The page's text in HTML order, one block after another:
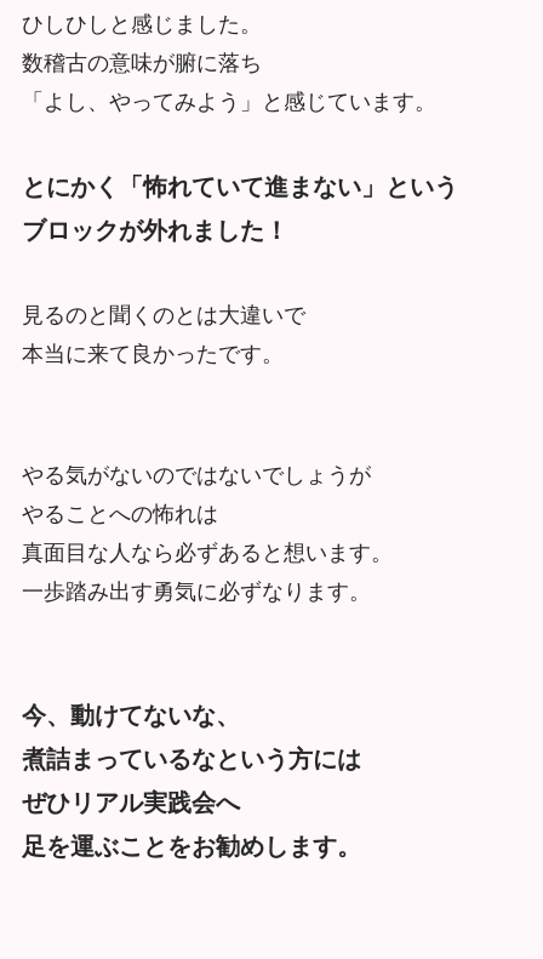
ひしひしと感じました。
数稽古の意味が腑に落ち
「よし、やってみよう」と感じています。
とにかく「怖れていて進まない」という
ブロックが外れました！
見るのと聞くのとは大違いで
本当に来て良かったです。
やる気がないのではないでしょうが
やることへの怖れは
真面目な人なら必ずあると想います。
一歩踏み出す勇気に必ずなります。
今、動けてないな、
煮詰まっているなという方には
ぜひリアル実践会へ
足を運ぶことをお勧めします。